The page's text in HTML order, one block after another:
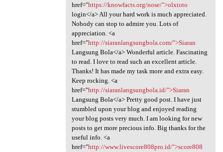
href="https://knowfacts.org/nose/">olxtoto
login</a> All your hard work is much appreciated.
Nobody can stop to admire you. Lots of
appreciation. <a
href="http://siaranlangsungbola.com/">Siaran
Langsung Bola</a> Wonderful article. Fascinating
to read. I love to read such an excellent article.
Thanks! It has made my task more and extra easy.
Keep rocking. <a
href="http://siaranlangsungbola.id/">Siaran
Langsung Bola</a> Pretty good post. I have just
stumbled upon your blog and enjoyed reading
your blog posts very much. I am looking for new
posts to get more precious info. Big thanks for the
useful info. <a
href="http://www.livescore808pro.id/">score808